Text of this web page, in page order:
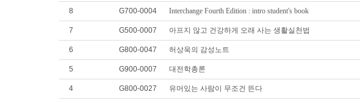
8 G700-0004 Interchange Fourth Edition : intro student's book
7 G500-0007 아프지 않고 건강하게 오래 사는 생활실천법
6 G800-0047 허상욱의 감성노트
5 G900-0007 대전학총론
4 G800-0027 유머있는 사람이 무조건 뜬다